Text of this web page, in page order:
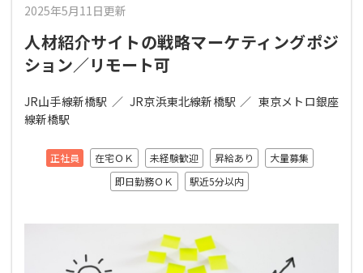
2025年5月11日更新
人材紹介サイトの戦略マーケティングポジ
ション／リモート可
JR山手線新橋駅 JR京浜東北線新橋駅
東京メトロ銀座
線新橋駅
正社員 在宅ＯＫ 未経験歓迎 昇給あり
大量募集
即日勤務ＯＫ
駅近5分以内